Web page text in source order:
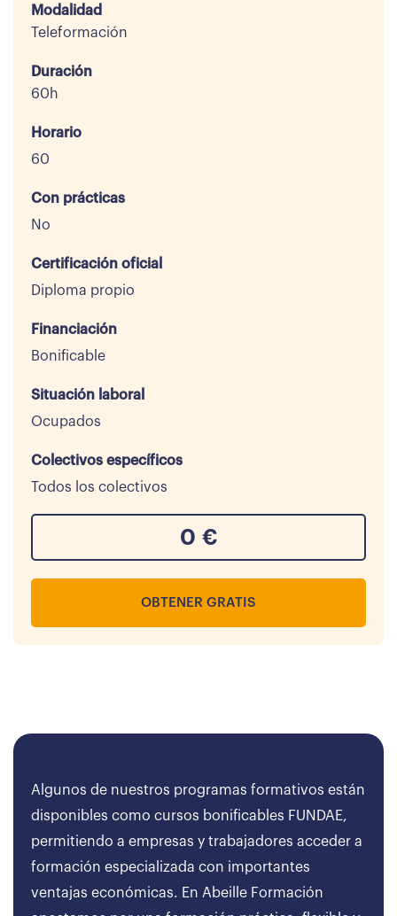
Modalidad
Teleformación
Duración
60h
Horario
60
Con prácticas
No
Certificación oficial
Diploma propio
Financiación
Bonificable
Situación laboral
Ocupados
Colectivos específicos
Todos los colectivos
0 €
OBTENER GRATIS
Algunos de nuestros programas formativos están
disponibles como cursos bonificables FUNDAE,
permitiendo a empresas y trabajadores acceder a
formación especializada con importantes
ventajas económicas. En Abeille Formación